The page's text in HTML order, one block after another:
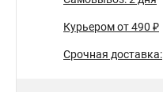
Курьером от 490 ₽
Срочная доставка: